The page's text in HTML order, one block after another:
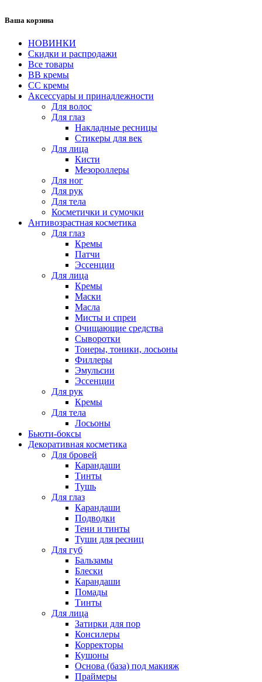
Ваша корзина
НОВИНКИ
Скидки и распродажи
Все товары
BB кремы
CC кремы
Аксессуары и принадлежности
Для волос
Для глаз
Накладные ресницы
Стикеры для век
Для лица
Кисти
Мезороллеры
Для ног
Для рук
Для тела
Косметички и сумочки
Антивозрастная косметика
Для глаз
Кремы
Патчи
Эссенции
Для лица
Кремы
Маски
Масла
Мисты и спреи
Очищающие средства
Сыворотки
Тонеры, тоники, лосьоны
Филлеры
Эмульсии
Эссенции
Для рук
Кремы
Для тела
Лосьоны
Бьюти-боксы
Декоративная косметика
Для бровей
Карандаши
Тинты
Тушь
Для глаз
Карандаши
Подводки
Тени и тинты
Туши для ресниц
Для губ
Бальзамы
Блески
Карандаши
Помады
Тинты
Для лица
Затирки для пор
Консилеры
Корректоры
Кушоны
Основа (база) под макияж
Праймеры